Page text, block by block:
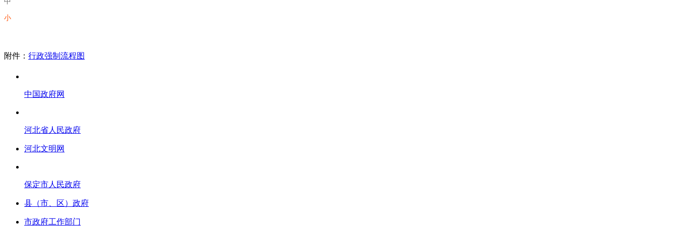
小
附件： 行政强制流程图
中国政府网
河北省人民政府
河北文明网
保定市人民政府
县（市、区）政府
市政府工作部门